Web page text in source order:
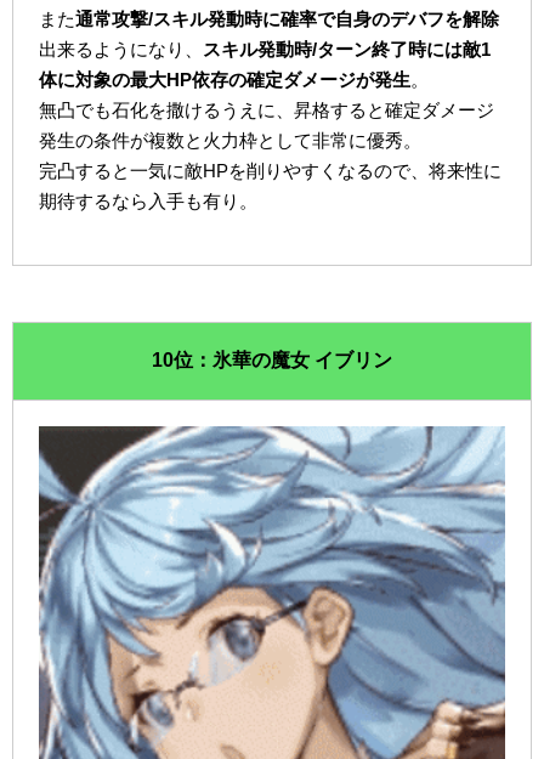
また通常攻撃/スキル発動時に確率で自身のデバフを解除
出来るようになり、 スキル発動時/ターン終了時には敵1
体に対象の最大HP依存の確定ダメージが発生。
無凸でも石化を撒けるうえに、昇格すると確定ダメージ
発生の条件が複数と火力枠として非常に優秀。
完凸すると一気に敵HPを削りやすくなるので、将来性に
期待するなら入手も有り。
10位：氷華の魔女 イブリン